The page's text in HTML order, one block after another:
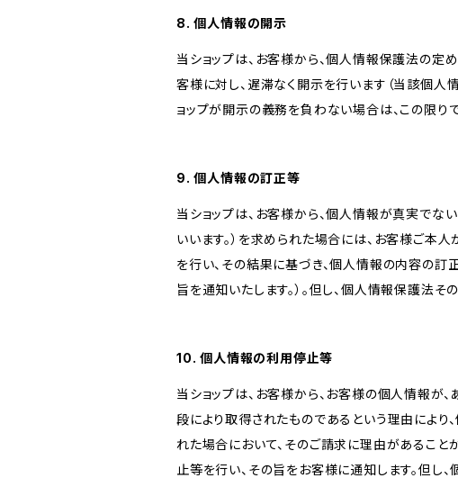
8. 個人情報の開示
当ショップは、お客様から、個人情報保護法の
客様に対し、遅滞なく開示を行います（当該個人
ョップが開示の義務を負わない場合は、この限り
9. 個人情報の訂正等
当ショップは、お客様から、個人情報が真実でな
いいます。）を求められた場合には、お客様ご本
を行い、その結果に基づき、個人情報の内容の訂
旨を通知いたします。）。但し、個人情報保護法
10. 個人情報の利用停止等
当ショップは、お客様から、お客様の個人情報
段により取得されたものであるという理由により
れた場合において、そのご請求に理由があるこ
止等を行い、その旨をお客様に通知します。但し